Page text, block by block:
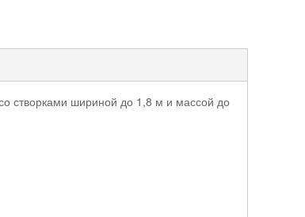
створками шириной до 1,8 м и массой до